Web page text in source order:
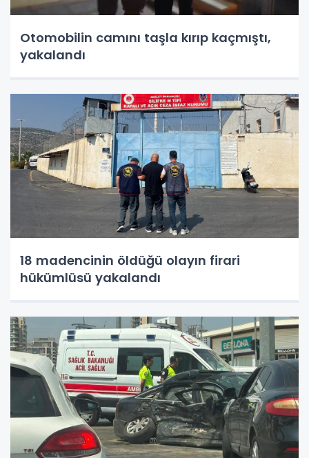
Otomobilin camını taşla kırıp kaçmıştı,
yakalandı
18 madencinin öldüğü olayın firari
hükümlüsü yakalandı